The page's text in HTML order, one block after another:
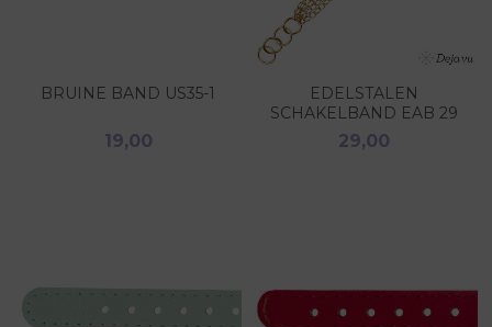
BRUINE BAND US35-1
19,00
EDELSTALEN
SCHAKELBAND EAB 29
29,00